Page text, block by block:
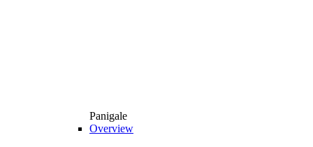
Panigale
Overview